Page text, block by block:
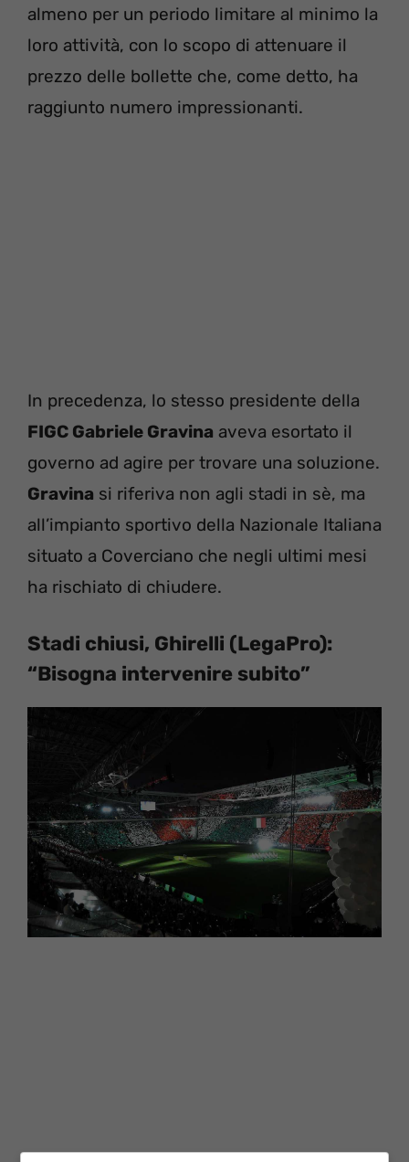
almeno per un periodo limitare al minimo la
loro attività, con lo scopo di attenuare il
prezzo delle bollette che, come detto, ha
raggiunto numero impressionanti.
In precedenza, lo stesso presidente della
FIGC Gabriele Gravina aveva esortato il
governo ad agire per trovare una soluzione.
Gravina si riferiva non agli stadi in sè, ma
all’impianto sportivo della Nazionale Italiana
situato a Coverciano che negli ultimi mesi
ha rischiato di chiudere.
Stadi chiusi, Ghirelli (LegaPro):
“Bisogna intervenire subito”